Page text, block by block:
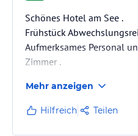
Schönes Hotel am See .
Frühstück
Aufmerksames Personal
Zimmer .
Mehr anzeigen
Hilfreich Teilen